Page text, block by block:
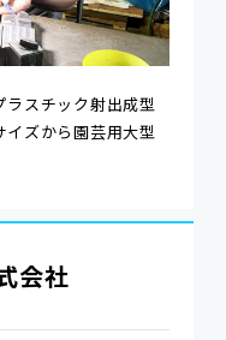
ラスチック射出成型
イズから園芸用大型
会社